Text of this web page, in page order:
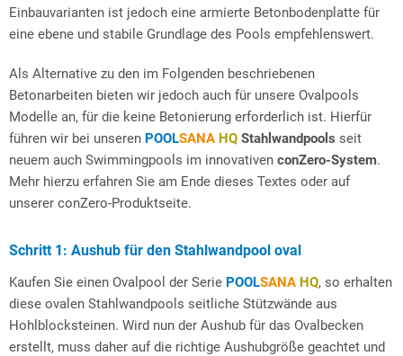
Einbauvarianten ist jedoch eine armierte Betonbodenplatte für
eine ebene und stabile Grundlage des Pools empfehlenswert.
Als Alternative zu den im Folgenden beschriebenen
Betonarbeiten bieten wir jedoch auch für unsere Ovalpools
Modelle an, für die keine Betonierung erforderlich ist. Hierfür
führen wir bei unseren POOLSANA HQ Stahlwandpools seit
neuem auch Swimmingpools im innovativen conZero-System.
Mehr hierzu erfahren Sie am Ende dieses Textes oder auf
unserer conZero-Produktseite.
Schritt 1: Aushub für den Stahlwandpool oval
Kaufen Sie einen Ovalpool der Serie POOLSANA HQ, so erhalten
diese ovalen Stahlwandpools seitliche Stützwände aus
Hohlblocksteinen. Wird nun der Aushub für das Ovalbecken
erstellt, muss daher auf die richtige Aushubgröße geachtet und